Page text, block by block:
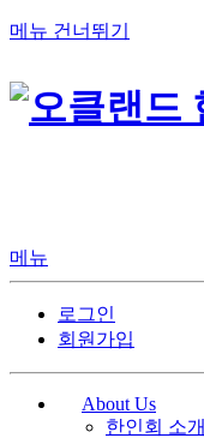
메뉴 건너뛰기
메뉴
로그인
회원가입
About Us
한인회 소개